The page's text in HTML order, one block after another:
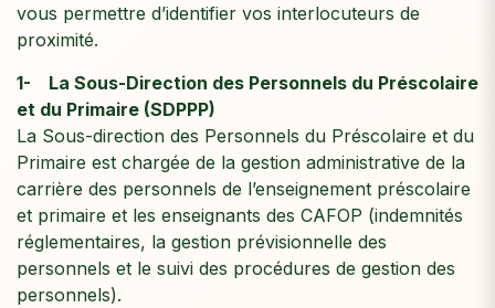
vous permettre d’identifier vos interlocuteurs de
proximité.
1- La Sous-Direction des Personnels du Préscolaire
et du Primaire (SDPPP)
La Sous-direction des Personnels du Préscolaire et du
Primaire est chargée de la gestion administrative de la
carrière des personnels de l’enseignement préscolaire
et primaire et les enseignants des CAFOP (indemnités
réglementaires, la gestion prévisionnelle des
personnels et le suivi des procédures de gestion des
personnels).